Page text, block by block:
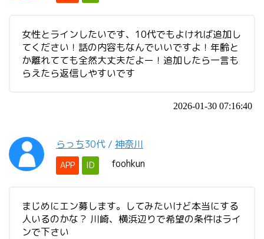
女性とラインしたいです、10代でもよければ追加し
てください！話の内容もなんでいいですよ！年齢と
か離れてても全然大丈夫だよー！追加したら一言も
らえたら返信しやすいです
2026-01-30 07:16:40
らっち30代 / 神奈川
APP ID foohkun
まじめにエン募します。してみたいけど本当にする
人いるのかな？ 川崎、横浜辺りで希望の条件はライ
ンで下さい